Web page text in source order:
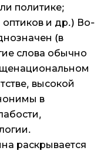
политике;
и др.) Во-
(в
слова обычно
высокой
в
раскрывается